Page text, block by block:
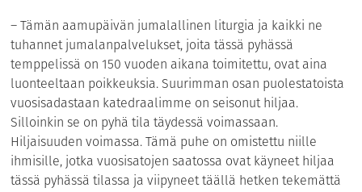
– Tämän aamupäivän jumalallinen liturgia ja kaikki ne
tuhannet jumalanpalvelukset, joita tässä pyhässä
temppelissä on 150 vuoden aikana toimitettu, ovat aina
luonteeltaan poikkeuksia. Suurimman osan puolestatoista
vuosisadastaan katedraalimme on seisonut hiljaa.
Silloinkin se on pyhä tila täydessä voimassaan.
Hiljaisuuden voimassa. Tämä puhe on omistettu niille
ihmisille, jotka vuosisatojen saatossa ovat käyneet hiljaa
tässä pyhässä tilassa ja viipyneet täällä hetken tekemättä